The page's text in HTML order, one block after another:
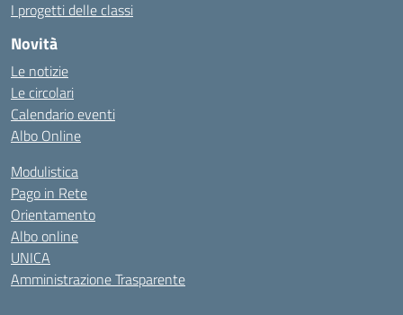
I progetti delle classi
Novità
Le notizie
Le circolari
Calendario eventi
Albo Online
Modulistica
Pago in Rete
Orientamento
Albo online
UNICA
Amministrazione Trasparente